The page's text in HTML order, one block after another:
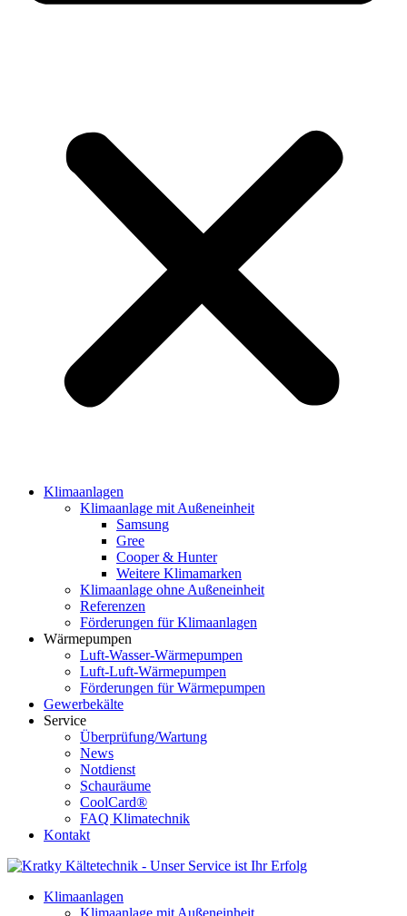
Klimaanlagen
Klimaanlage mit Außeneinheit
Samsung
Gree
Cooper & Hunter
Weitere Klimamarken
Klimaanlage ohne Außeneinheit
Referenzen
Förderungen für Klimaanlagen
Wärmepumpen
Luft-Wasser-Wärmepumpen
Luft-Luft-Wärmepumpen
Förderungen für Wärmepumpen
Gewerbekälte
Service
Überprüfung/Wartung
News
Notdienst
Schauräume
CoolCard®
FAQ Klimatechnik
Kontakt
Klimaanlagen
Klimaanlage mit Außeneinheit